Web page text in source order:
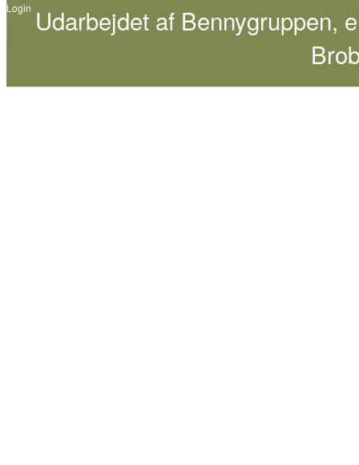
Login Udarbejdet af Bennygruppen,